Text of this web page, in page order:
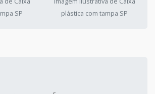
SP
plástica com tampa SP